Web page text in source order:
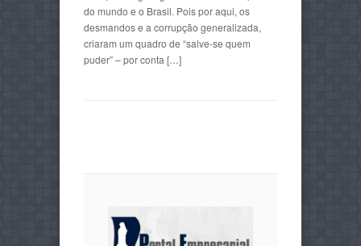
do mundo e o Brasil. Pois por aqui, os
desmandos e a corrupção generalizada,
criaram um quadro de “salve-se quem
puder” – por conta […]